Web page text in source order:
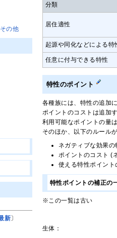
分類
居住適性
起源や同化などによる特
任意に付与できる特性
特性のポイント
各種族には、特性の追加
ポイントのコストは追加
利用可能なポイントの量
そのほか、以下のルール
ネガティブな効果
ポイントのコスト (
使える特性ポイン
特性ポイントの補正の
※この一覧は古い
生体：
その他
新〕